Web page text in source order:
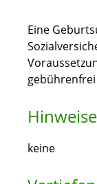
Eine
Hinweise
keine